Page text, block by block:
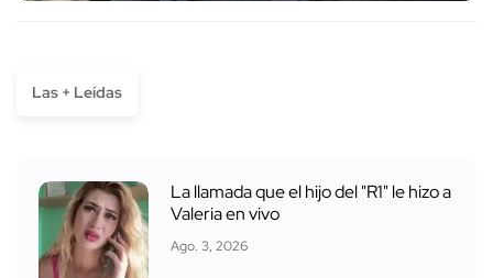
Las + Leídas
La llamada que el hijo del "R1" le hizo a
Valeria en vivo
Ago. 3, 2026